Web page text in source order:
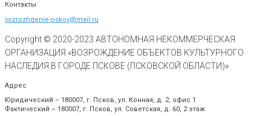
Контакты
vozrozhdenie-pskov@mail.ru
Copyright © 2020-2023 АВТОНОМНАЯ НЕКОММЕРЧЕСКАЯ
ОРГАНИЗАЦИЯ «ВОЗРОЖДЕНИЕ ОБЪЕКТОВ КУЛЬТУРНОГО
НАСЛЕДИЯ В ГОРОДЕ ПСКОВЕ (ПСКОВСКОЙ ОБЛАСТИ)»
Адрес
Юридический – 180007, г. Псков, ул. Конная, д. 2, офис 1
Фактический – 180007, г. Псков, ул. Советская, д. 60, 2 этаж